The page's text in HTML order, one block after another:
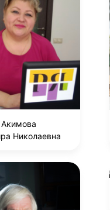
Акимова
Николаевна